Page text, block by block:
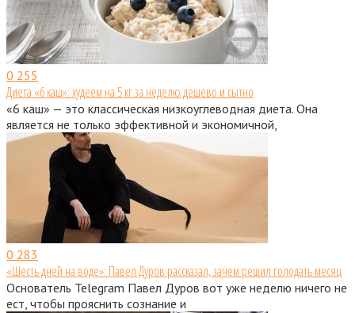
0 255
Диета «6 каш»: худеем на 5 кг за неделю дешево и сытно
«6 каш» — это классическая низкоуглеводная диета. Она
является не только эффективной и экономичной,
0 283
«Шесть дней на воде»: Павел Дуров рассказал, зачем решил голодать месяц
Основатель Telegram Павел Дуров вот уже неделю ничего не
ест, чтобы прояснить сознание и